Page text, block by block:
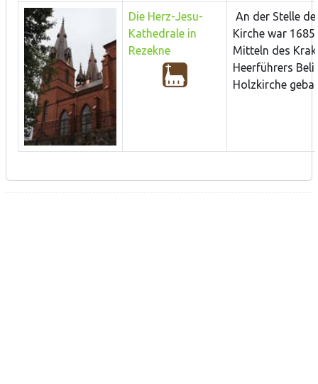
Die Herz-Jesu-
Kathedrale in
Rezekne
An der Stelle
Kirche war
Mitteln des
Heerführers
Holzkirche